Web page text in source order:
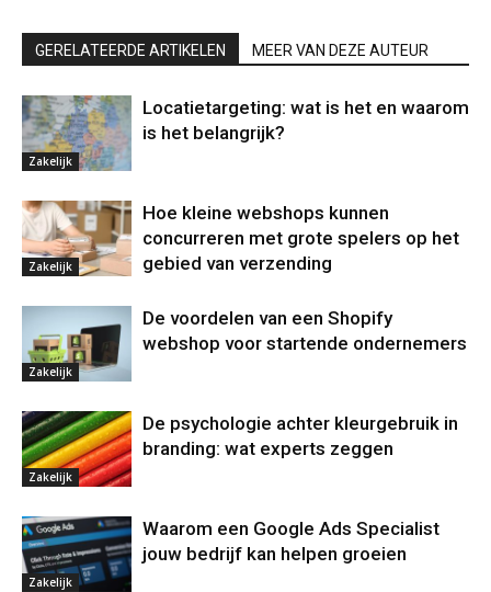
GERELATEERDE ARTIKELEN MEER VAN DEZE AUTEUR
Zakelijk
Locatietargeting: wat is het en waarom
is het belangrijk?
Zakelijk
Hoe kleine webshops kunnen
concurreren met grote spelers op het
gebied van verzending
Zakelijk
De voordelen van een Shopify
webshop voor startende ondernemers
Zakelijk
De psychologie achter kleurgebruik in
branding: wat experts zeggen
Zakelijk
Waarom een Google Ads Specialist
jouw bedrijf kan helpen groeien